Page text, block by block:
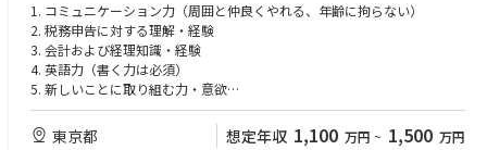
1. コミュニケーション力（周囲と仲良くやれる、年齢に拘らない）
2. 税務申告に対する理解・経験
3. 会計および経理知識・経験
4. 英語力（書く力は必須）
5. 新しいことに取り組む力・意欲
6. Excel関数やITを使いこなす力
7. 金融業に対する理解（PEファンドでなくても可）・興味
東京都 想定年収 1,100 万円 ~ 1,500 万円